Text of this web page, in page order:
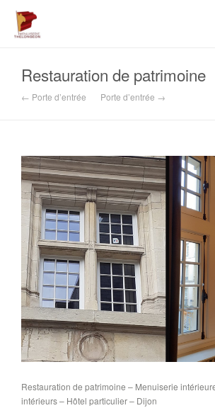
Restauration de patrimoine
← Porte d’entrée Porte d’entrée →
Restauration de patrimoine – Menuiserie
intérieurs – Hôtel particulier – Dijon